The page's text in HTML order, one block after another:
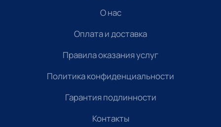
О нас
Оплата и доставка
Правила оказания услуг
Политика конфиденциальности
Гарантия подлинности
Контакты